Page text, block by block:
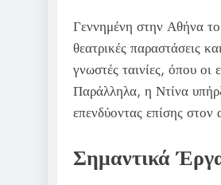
Γεννημένη στην Αθήνα
θεατρικές παραστάσεις
γνωστές ταινίες, όπου οι
Παράλληλα, η Ντίνα
επενδύοντας επίσης
Σημαντικά